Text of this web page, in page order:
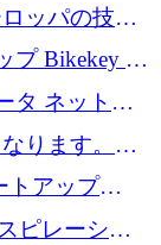
管理を拡大
ッパの技術
ーロのファ
プ Bikekey が
タ ネットワ
ります。
ノロジーに
トアップ
ピレーショ